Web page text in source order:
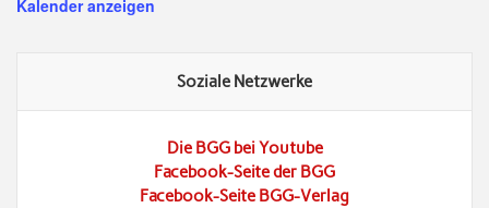
Kalender anzeigen
Soziale Netzwerke
Die BGG bei Youtube
Facebook-Seite der BGG
Facebook-Seite BGG-Verlag